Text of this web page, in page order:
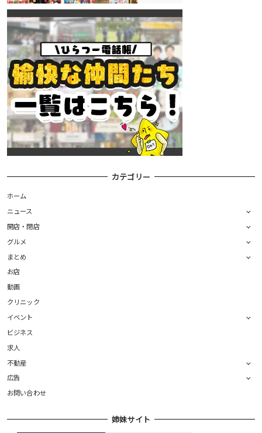
カテゴリー
ホーム
ニュース
開店・閉店
グルメ
まとめ
お店
動画
クリニック
イベント
ビジネス
求人
不動産
広告
お問い合わせ
姉妹サイト